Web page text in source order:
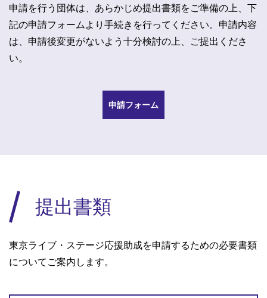
申請を行う団体は、あらかじめ提出書類をご準備の上、下
記の申請フォームより手続きを行ってください。申請内容
は、申請後変更がないよう十分検討の上、ご提出くださ
い。
申請フォーム
提出書類
東京ライブ・ステージ応援助成を申請するための必要書類
についてご案内します。